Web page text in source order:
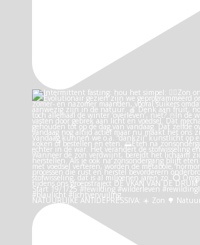
NATUURLIJKE ANTIDEPRESSIVA: ☀️ Zon 🌳